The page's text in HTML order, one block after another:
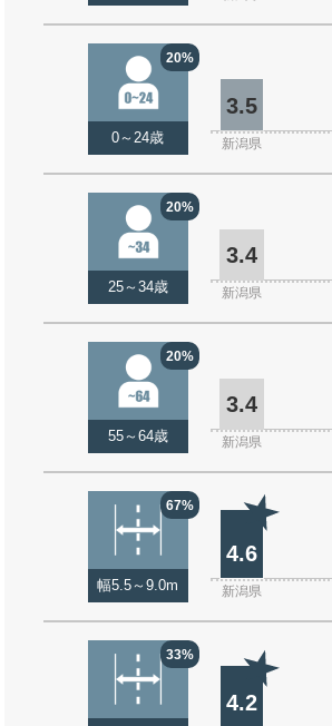
20%
0～24歳
3.5
新潟県
20%
25～34歳
3.4
新潟県
20%
55～64歳
3.4
新潟県
67%
幅5.5～9.0m
4.6
新潟県
33%
4.2